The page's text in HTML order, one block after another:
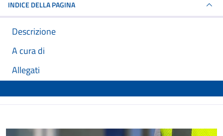
INDICE DELLA PAGINA
Descrizione
A cura di
Allegati